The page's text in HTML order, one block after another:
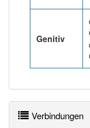
korrekt erraten.
Genitiv
Verbindungen